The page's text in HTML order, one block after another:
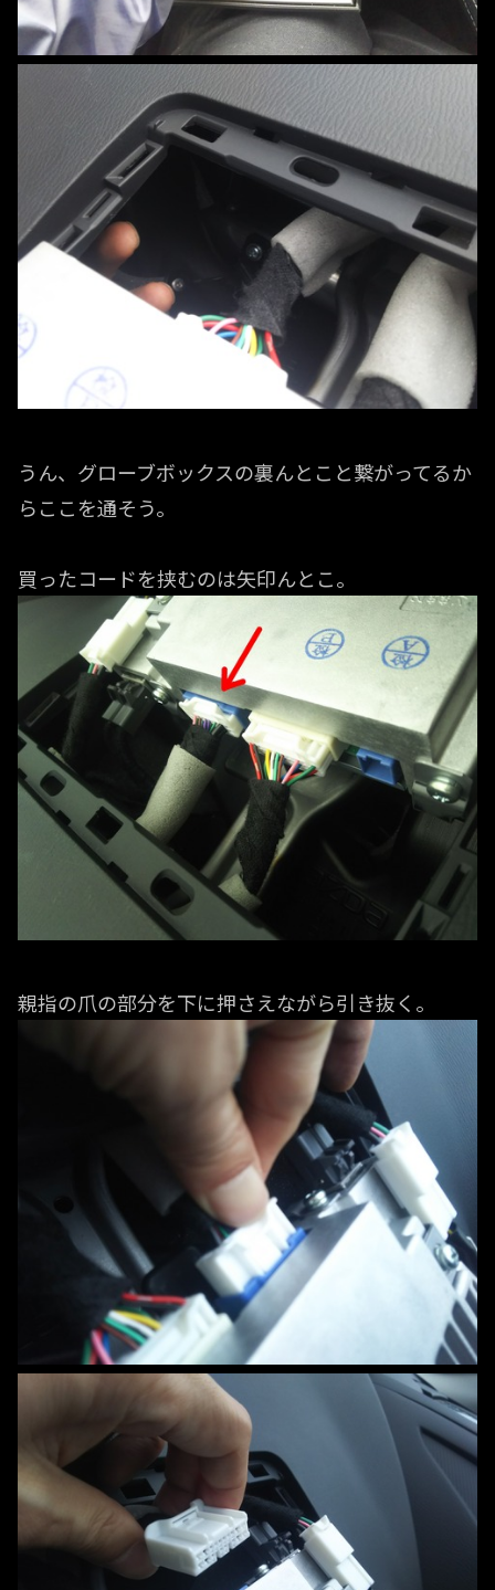
うん、グローブボックスの裏んとこと繋がってるか
らここを通そう。
買ったコードを挟むのは矢印んとこ。
親指の爪の部分を下に押さえながら引き抜く。